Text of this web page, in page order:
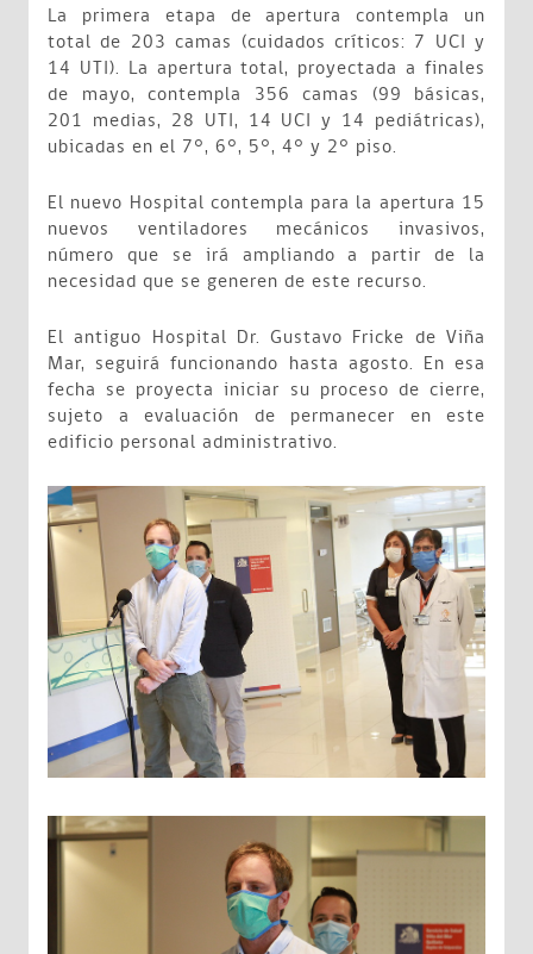
La primera etapa de apertura contempla un
total de 203 camas (cuidados críticos: 7 UCI y
14 UTI). La apertura total, proyectada a finales
de mayo, contempla 356 camas (99 básicas,
201 medias, 28 UTI, 14 UCI y 14 pediátricas),
ubicadas en el 7°, 6°, 5°, 4° y 2° piso.
El nuevo Hospital contempla para la apertura 15
nuevos ventiladores mecánicos invasivos,
número que se irá ampliando a partir de la
necesidad que se generen de este recurso.
El antiguo Hospital Dr. Gustavo Fricke de Viña
Mar, seguirá funcionando hasta agosto. En esa
fecha se proyecta iniciar su proceso de cierre,
sujeto a evaluación de permanecer en este
edificio personal administrativo.